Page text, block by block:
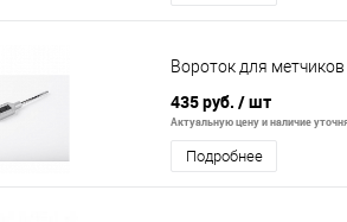
Вороток для
435 руб. / шт
Актуальную цену и наличие
Подробнее